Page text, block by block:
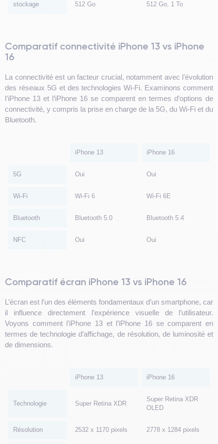
stockage
512 Go
512 Go, 1 To
Comparatif connectivité iPhone 13 vs iPhone
16
La connectivité est un facteur crucial, notamment avec l’évolution
des réseaux 5G et des technologies Wi-Fi. Examinons comment
l’iPhone 13 et l’iPhone 16 se comparent en termes d’options de
connectivité, y compris la prise en charge de la 5G, du Wi-Fi et du
Bluetooth.
iPhone 13 iPhone 16
5G Oui Oui
Wi-Fi Wi-Fi 6 Wi-Fi 6E
Bluetooth Bluetooth 5.0 Bluetooth 5.4
NFC Oui Oui
Comparatif écran iPhone 13 vs iPhone 16
L’écran est l’un des éléments fondamentaux d’un smartphone, car
il influence directement l’expérience visuelle de l’utilisateur.
Voyons comment l’iPhone 13 et l’iPhone 16 se comparent en
termes de technologie d’affichage, de résolution, de luminosité et
de dimensions.
iPhone 13 iPhone 16
Technologie Super Retina XDR
Super Retina XDR
OLED
Résolution 2532 x 1170 pixels 2778 x 1284 pixels